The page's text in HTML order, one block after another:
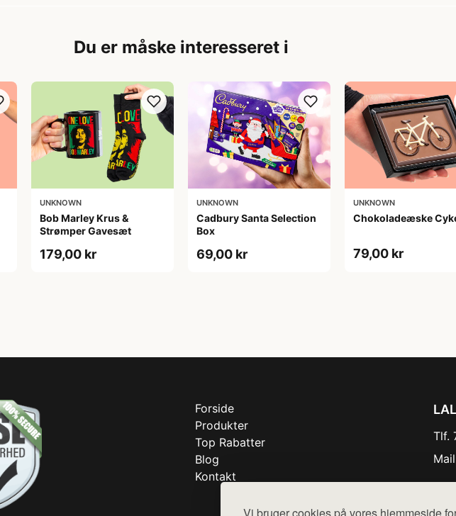
Du er måske interesseret i
UNKNOWN
Bob Marley Krus &
Strømper Gavesæt
179,00 kr
UNKNOWN
Cadbury Santa Selection
Box
69,00 kr
UNKNOWN
Chokoladeæske
79,00 kr
Forside
Produkter
Top Rabatter
Blog
Kontakt
Tlf.